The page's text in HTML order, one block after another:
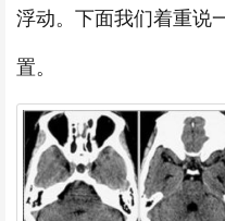
浮动。下面我们着重说
置。